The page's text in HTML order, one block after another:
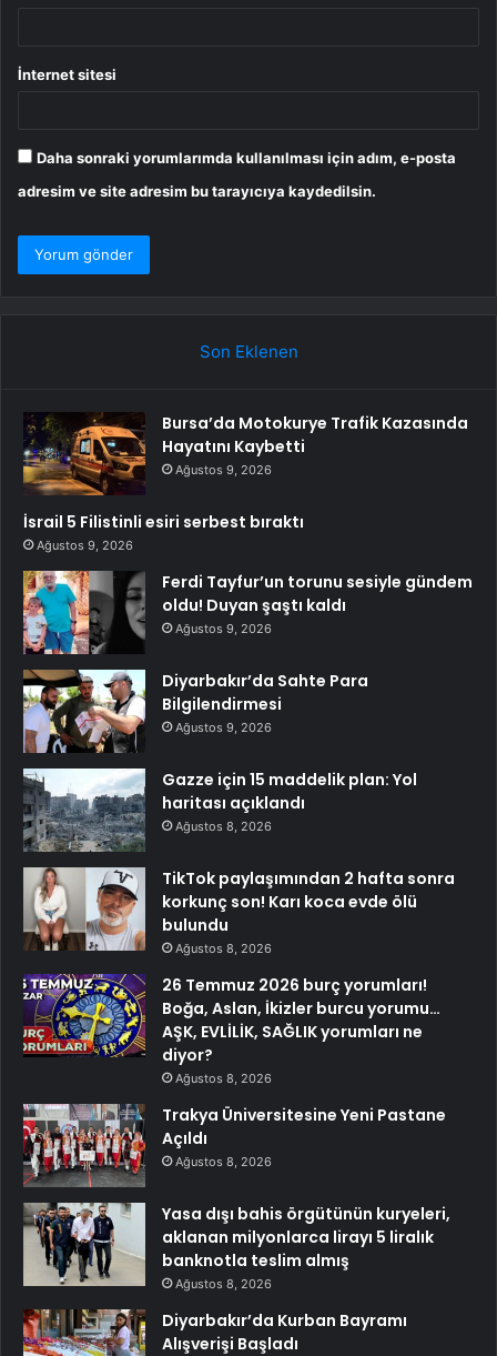
İnternet sitesi
Daha sonraki yorumlarımda kullanılması için adım, e-posta
adresim ve site adresim bu tarayıcıya kaydedilsin.
Son Eklenen
Bursa’da Motokurye Trafik Kazasında
Hayatını Kaybetti
Ağustos 9, 2026
İsrail 5 Filistinli esiri serbest bıraktı
Ağustos 9, 2026
Ferdi Tayfur’un torunu sesiyle gündem
oldu! Duyan şaştı kaldı
Ağustos 9, 2026
Diyarbakır’da Sahte Para
Bilgilendirmesi
Ağustos 9, 2026
Gazze için 15 maddelik plan: Yol
haritası açıklandı
Ağustos 8, 2026
TikTok paylaşımından 2 hafta sonra
korkunç son! Karı koca evde ölü
bulundu
Ağustos 8, 2026
26 Temmuz 2026 burç yorumları!
Boğa, Aslan, İkizler burcu yorumu…
AŞK, EVLİLİK, SAĞLIK yorumları ne
diyor?
Ağustos 8, 2026
Trakya Üniversitesine Yeni Pastane
Açıldı
Ağustos 8, 2026
Yasa dışı bahis örgütünün kuryeleri,
aklanan milyonlarca lirayı 5 liralık
banknotla teslim almış
Ağustos 8, 2026
Diyarbakır’da Kurban Bayramı
Alışverişi Başladı